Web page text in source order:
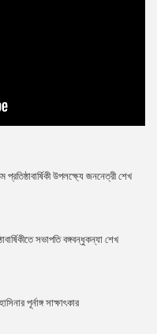
উপলক্ষ্যে জননেত্রী শেখ
সভাপতি বঙ্গবন্ধুকন্যা শেখ
পূর্নাঙ্গ সাক্ষাৎকার